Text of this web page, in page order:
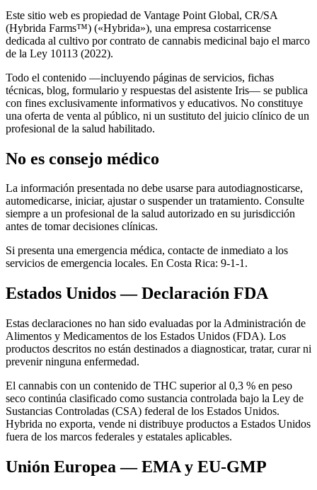
Este sitio web es propiedad de Vantage Point Global, CR/SA
(Hybrida Farms™) («Hybrida»), una empresa costarricense
dedicada al cultivo por contrato de cannabis medicinal bajo el marco
de la Ley 10113 (2022).
Todo el contenido —incluyendo páginas de servicios, fichas
técnicas, blog, formulario y respuestas del asistente Iris— se publica
con fines exclusivamente informativos y educativos. No constituye
una oferta de venta al público, ni un sustituto del juicio clínico de un
profesional de la salud habilitado.
No es consejo médico
La información presentada no debe usarse para autodiagnosticarse,
automedicarse, iniciar, ajustar o suspender un tratamiento. Consulte
siempre a un profesional de la salud autorizado en su jurisdicción
antes de tomar decisiones clínicas.
Si presenta una emergencia médica, contacte de inmediato a los
servicios de emergencia locales. En Costa Rica: 9-1-1.
Estados Unidos — Declaración FDA
Estas declaraciones no han sido evaluadas por la Administración de
Alimentos y Medicamentos de los Estados Unidos (FDA). Los
productos descritos no están destinados a diagnosticar, tratar, curar ni
prevenir ninguna enfermedad.
El cannabis con un contenido de THC superior al 0,3 % en peso
seco continúa clasificado como sustancia controlada bajo la Ley de
Sustancias Controladas (CSA) federal de los Estados Unidos.
Hybrida no exporta, vende ni distribuye productos a Estados Unidos
fuera de los marcos federales y estatales aplicables.
Unión Europea — EMA y EU-GMP